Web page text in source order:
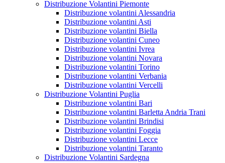
Distribuzione Volantini Piemonte
Distribuzione volantini Alessandria
Distribuzione volantini Asti
Distribuzione volantini Biella
Distribuzione volantini Cuneo
Distribuzione volantini Ivrea
Distribuzione volantini Novara
Distribuzione volantini Torino
Distribuzione volantini Verbania
Distribuzione volantini Vercelli
Distribuzione Volantini Puglia
Distribuzione volantini Bari
Distribuzione volantini Barletta Andria Trani
Distribuzione volantini Brindisi
Distribuzione volantini Foggia
Distribuzione volantini Lecce
Distribuzione volantini Taranto
Distribuzione Volantini Sardegna